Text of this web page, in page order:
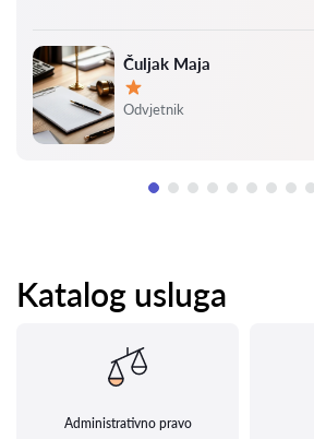
Čuljak Maja
Ocjena:
Odvjetnik
Katalog usluga
Administrativno pravo